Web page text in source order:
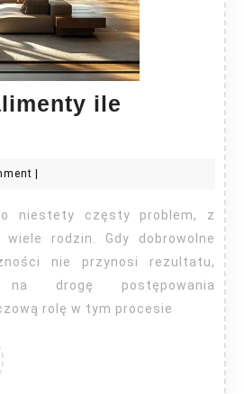
ile
rodzin. Gdy dobrowolne
nie przynosi rezultatu,
drogę postępowania
rolę w tym procesie